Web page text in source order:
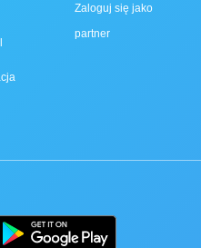
Zaloguj się jako
partner